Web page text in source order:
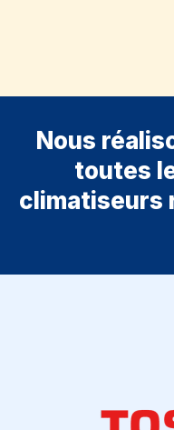
Nous
toutes
climatiseurs